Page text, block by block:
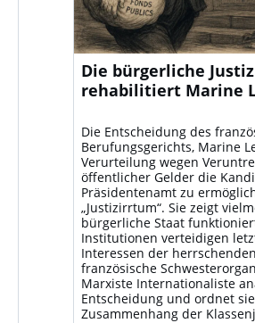
Die bürgerliche Justiz
rehabilitiert Marine
Die Entscheidung des
Berufungsgerichts, Marine
Verurteilung wegen
öffentlicher Gelder die
Präsidentenamt zu
„Justizirrtum“. Sie zeigt
bürgerliche Staat
Institutionen verteidigen
Interessen der
französische
Marxiste Internationaliste
Entscheidung und ordnet
Zusammenhang der